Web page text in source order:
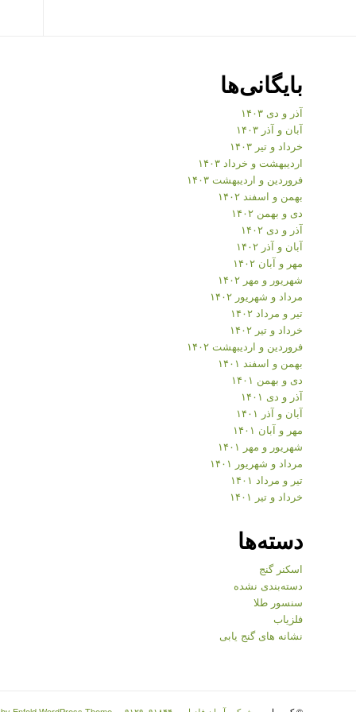
بایگانی‌ها
آذر و دی ۱۴۰۳
آبان و آذر ۱۴۰۳
خرداد و تیر ۱۴۰۳
اردیبهشت و خرداد ۱۴۰۳
فروردین و اردیبهشت ۱۴۰۳
بهمن و اسفند ۱۴۰۲
دی و بهمن ۱۴۰۲
آذر و دی ۱۴۰۲
آبان و آذر ۱۴۰۲
مهر و آبان ۱۴۰۲
شهریور و مهر ۱۴۰۲
مرداد و شهریور ۱۴۰۲
تیر و مرداد ۱۴۰۲
خرداد و تیر ۱۴۰۲
فروردین و اردیبهشت ۱۴۰۲
بهمن و اسفند ۱۴۰۱
دی و بهمن ۱۴۰۱
آذر و دی ۱۴۰۱
آبان و آذر ۱۴۰۱
مهر و آبان ۱۴۰۱
شهریور و مهر ۱۴۰۱
مرداد و شهریور ۱۴۰۱
تیر و مرداد ۱۴۰۱
خرداد و تیر ۱۴۰۱
دسته‌ها
اسکنر گنج
دسته‌بندی نشده
سنسور طلا
فلزیاب
نشانه های گنج یابی